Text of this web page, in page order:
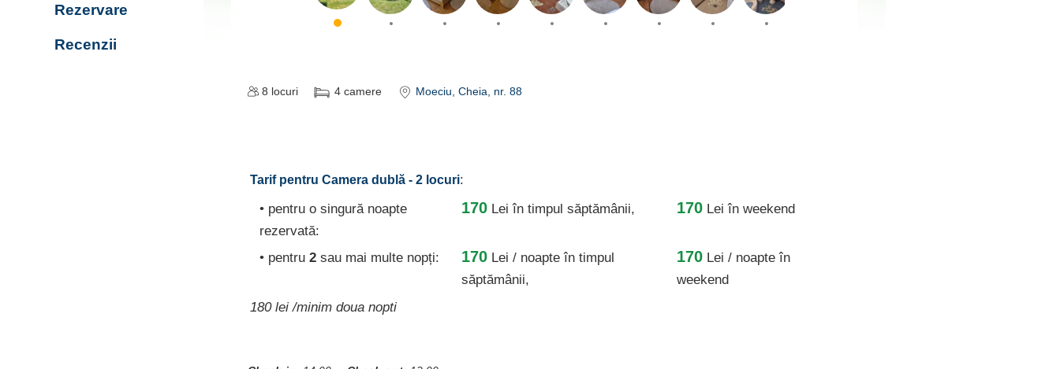
8 locuri 4 camere Moeciu, Cheia, nr. 88
Tarif pentru Camera dublă - 2 locuri:
• pentru o singură noapte
rezervată:
170 Lei în timpul săptămânii, 170 Lei în weekend
• pentru 2 sau mai multe nopți: 170 Lei / noapte în timpul
săptămânii,
170 Lei / noapte în
weekend
180 lei /minim doua nopti
Rezervare
Recenzii